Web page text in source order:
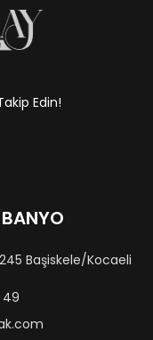
Edin!
Başiskele/Kocaeli
49